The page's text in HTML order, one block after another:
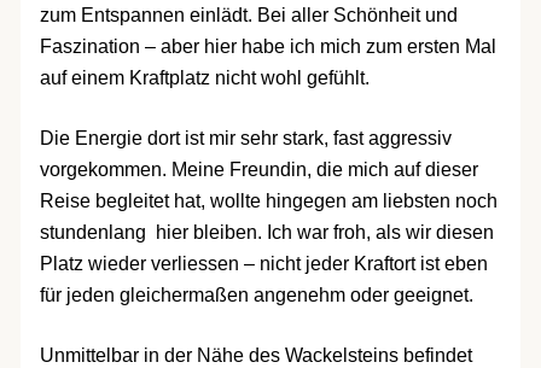
zum Entspannen einlädt. Bei aller Schönheit und
Faszination – aber hier habe ich mich zum ersten Mal
auf einem Kraftplatz nicht wohl gefühlt.
Die Energie dort ist mir sehr stark, fast aggressiv
vorgekommen. Meine Freundin, die mich auf dieser
Reise begleitet hat, wollte hingegen am liebsten noch
stundenlang hier bleiben. Ich war froh, als wir diesen
Platz wieder verliessen – nicht jeder Kraftort ist eben
für jeden gleichermaßen angenehm oder geeignet.
Unmittelbar in der Nähe des Wackelsteins befindet